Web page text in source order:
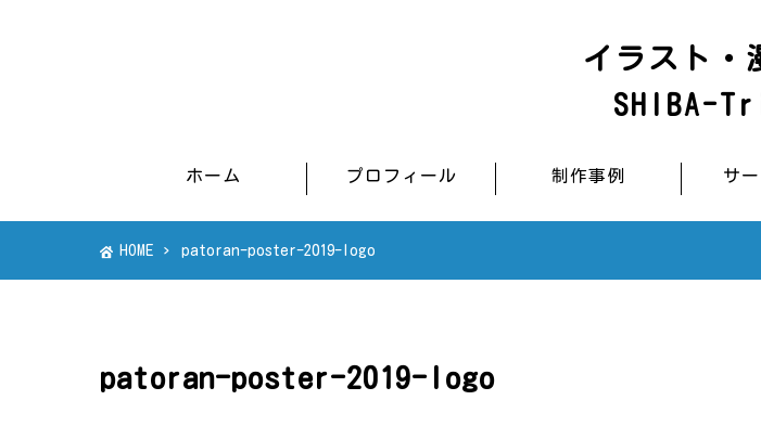
イラスト・
SHIBA-
ホーム プロフィール 制作事例 サ
HOME patoran-poster-2019-logo
patoran-poster-2019-logo